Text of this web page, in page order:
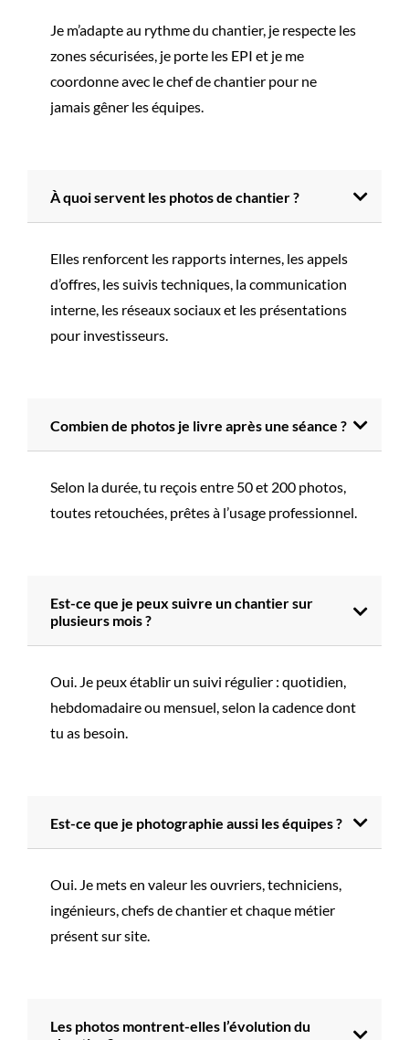
Je m’adapte au rythme du chantier, je respecte les
zones sécurisées, je porte les EPI et je me
coordonne avec le chef de chantier pour ne
jamais gêner les équipes.
À quoi servent les photos de chantier ?
Elles renforcent les rapports internes, les appels
d’offres, les suivis techniques, la communication
interne, les réseaux sociaux et les présentations
pour investisseurs.
Combien de photos je livre après une séance ?
Selon la durée, tu reçois entre 50 et 200 photos,
toutes retouchées, prêtes à l’usage professionnel.
Est-ce que je peux suivre un chantier sur
plusieurs mois ?
Oui. Je peux établir un suivi régulier : quotidien,
hebdomadaire ou mensuel, selon la cadence dont
tu as besoin.
Est-ce que je photographie aussi les équipes ?
Oui. Je mets en valeur les ouvriers, techniciens,
ingénieurs, chefs de chantier et chaque métier
présent sur site.
Les photos montrent-elles l’évolution du